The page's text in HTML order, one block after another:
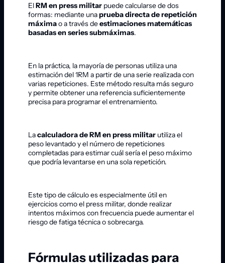
ElRM en press militar puede calcularse de dos
formas: mediante unaprueba directa de repetición
máximao a través deestimaciones matemáticas
basadas en series submáximas.
En la práctica, la mayoría de personas utiliza una
estimación del 1RM a partir de una serie realizada con
varias repeticiones. Este método resulta más seguro
y permite obtener una referencia suficientemente
precisa para programar el entrenamiento.
Lacalculadora de RM en press militar utiliza el
peso levantado y el número de repeticiones
completadas para estimar cuál sería el peso máximo
que podría levantarse en una sola repetición.
Este tipo de cálculo es especialmente útil en
ejercicios como el press militar, donde realizar
intentos máximos con frecuencia puede aumentar el
riesgo de fatiga técnica o sobrecarga.
Fórmulas utilizadas para